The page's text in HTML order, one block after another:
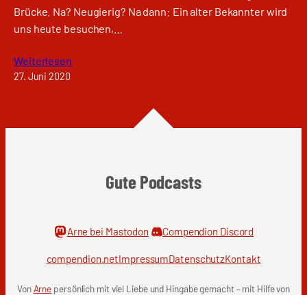
Brücke. Na? Neugierig? Na dann: Ein alter Bekannter wird
uns heute besuchen,…
Weiterlesen
27. Juni 2020
Gute Podcasts
Arne bei Mastodon Compendion Discord
compendion.netImpressumDatenschutzKontakt
VonArne persönlich mit viel Liebe und Hingabe gemacht – mit Hilfe von